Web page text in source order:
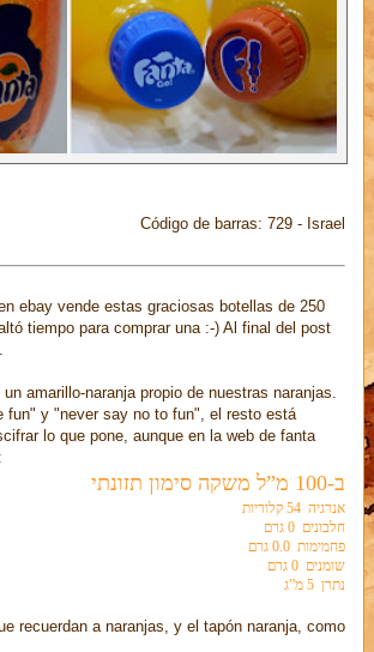
Código de barras: 729 - Israel
ebay vende estas graciosas botellas de 250
tiempo para comprar una :-) Al final del post
un amarillo-naranja propio de nuestras naranjas.
fun" y "never say no to fun", el resto está
lo que pone, aunque en la web de fanta
ב-100 מ”ל משקה סימון תזונתי
אנרגיה 54 קלוריות
חלבונים 0 גרם
פחמימות 0.0 גרם
שומנים 0 גרם
נתרן 5 מ”ג
recuerdan a naranjas, y el tapón naranja, como